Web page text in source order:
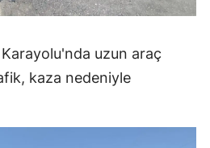
uzun araç
kaza nedeniyle